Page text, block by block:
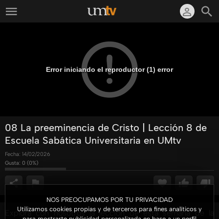
NOS PREOCUPAMOS POR TU PRIVACIDAD
Utilizamos cookies propias y de terceros para fines analíticos y
Error iniciando el reproductor (1) error
08 La preeminencia de Cristo | Lección 8 de
Escuela Sabática Universitaria en UMtv
Fecha: 14/02/2026
Gusta: 0 (0%)
Explora con nosotros la lección de esta semana de la